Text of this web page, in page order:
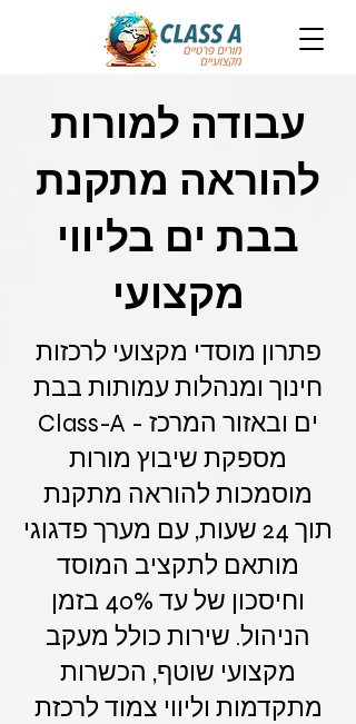
עבודה למורות
להוראה מתקנת
בבת ים בליווי
מקצועי
פתרון מוסדי מקצועי לרכזות
חינוך ומנהלות עמותות בבת
ים ובאזור המרכז - Class-A
מספקת שיבוץ מורות
מוסמכות להוראה מתקנת
תוך 24 שעות, עם מערך פדגוגי
מותאם לתקציב המוסד
וחיסכון של עד 40% בזמן
הניהול. שירות כולל מעקב
מקצועי שוטף, הכשרות
מתקדמות וליווי צמוד לרכזת